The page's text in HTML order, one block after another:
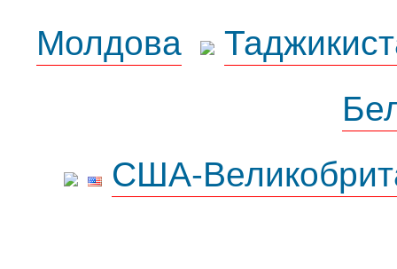
Молдова
США-